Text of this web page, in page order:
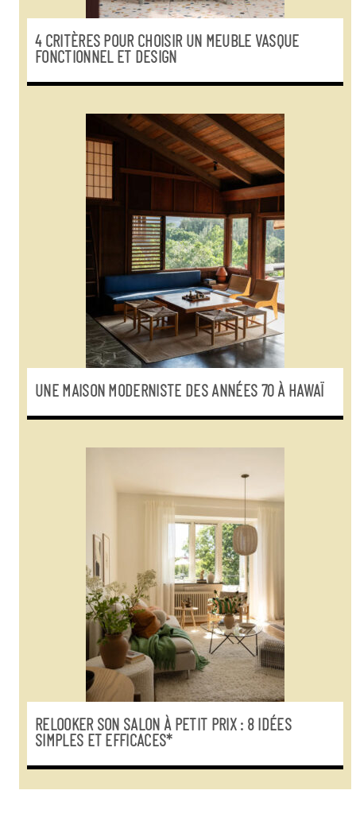
4 CRITÈRES POUR CHOISIR UN MEUBLE VASQUE
FONCTIONNEL ET DESIGN
UNE MAISON MODERNISTE DES ANNÉES 70 À HAWAÏ
RELOOKER SON SALON À PETIT PRIX : 8 IDÉES
SIMPLES ET EFFICACES*